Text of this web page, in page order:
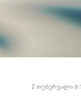
2 თებერვალი